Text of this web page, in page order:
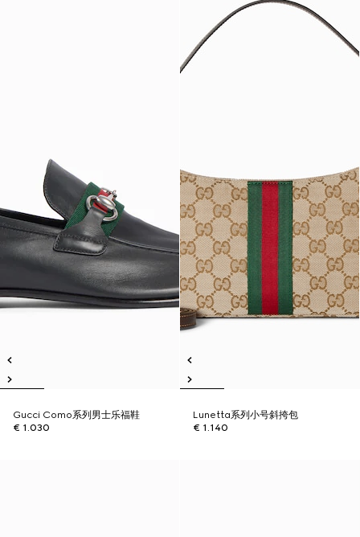
Gucci Como系列男士乐福鞋
€ 1.030
Lunetta系列小号斜挎包
€ 1.140